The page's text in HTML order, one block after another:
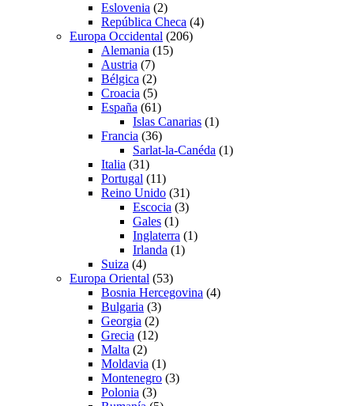
Eslovenia (2)
República Checa (4)
Europa Occidental (206)
Alemania (15)
Austria (7)
Bélgica (2)
Croacia (5)
España (61)
Islas Canarias (1)
Francia (36)
Sarlat-la-Canéda (1)
Italia (31)
Portugal (11)
Reino Unido (31)
Escocia (3)
Gales (1)
Inglaterra (1)
Irlanda (1)
Suiza (4)
Europa Oriental (53)
Bosnia Hercegovina (4)
Bulgaria (3)
Georgia (2)
Grecia (12)
Malta (2)
Moldavia (1)
Montenegro (3)
Polonia (3)